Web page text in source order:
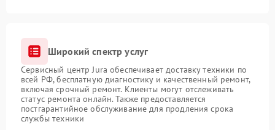
Широкий спектр услуг
Сервисный центр Jura обеспечивает доставку техники по
всей РФ, бесплатную диагностику и качественный ремонт,
включая срочный ремонт. Клиенты могут отслеживать
статус ремонта онлайн. Также предоставляется
постгарантийное обслуживание для продления срока
службы техники